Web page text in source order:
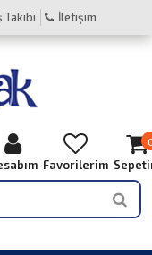
Takibi İletişim
Favorilerim